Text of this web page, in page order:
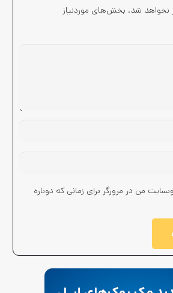
نخواهد شد. بخش‌های موردنیاز
من در مرورگر برای زمانی که دوباره